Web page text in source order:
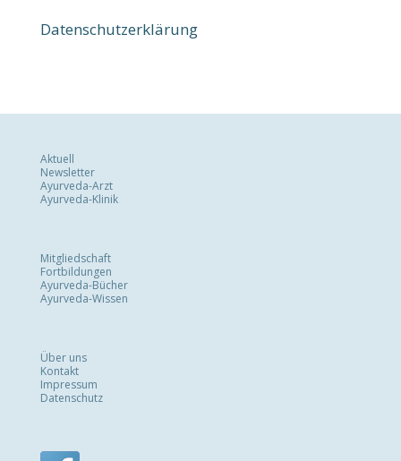
Datenschutzerklärung
Aktuell
Newsletter
Ayurveda-Arzt
Ayurveda-Klinik
Mitgliedschaft
Fortbildungen
Ayurveda-Bücher
Ayurveda-Wissen
Über uns
Kontakt
Impressum
Datenschutz